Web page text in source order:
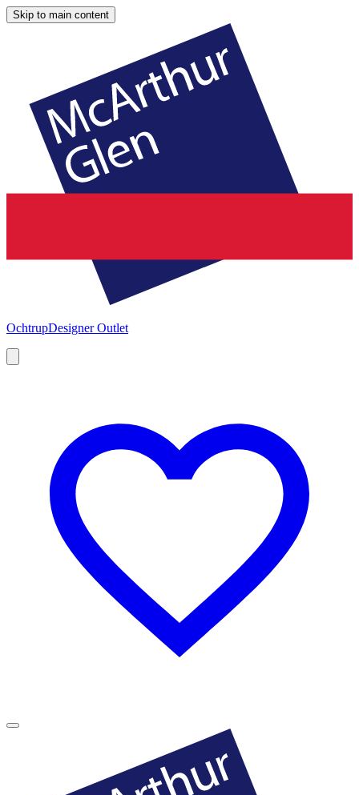
Skip to main content
OchtrupDesigner Outlet